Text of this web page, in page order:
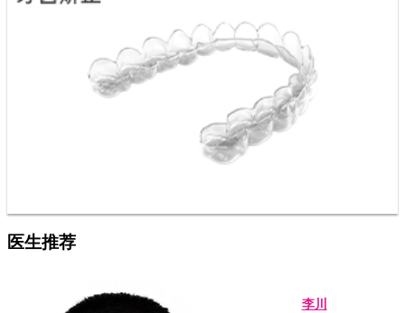
医生推荐
李川